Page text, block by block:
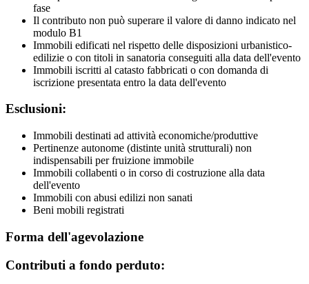
fase
Il contributo non può superare il valore di danno indicato nel
modulo B1
Immobili edificati nel rispetto delle disposizioni urbanistico-
edilizie o con titoli in sanatoria conseguiti alla data dell'evento
Immobili iscritti al catasto fabbricati o con domanda di
iscrizione presentata entro la data dell'evento
Esclusioni:
Immobili destinati ad attività economiche/produttive
Pertinenze autonome (distinte unità strutturali) non
indispensabili per fruizione immobile
Immobili collabenti o in corso di costruzione alla data
dell'evento
Immobili con abusi edilizi non sanati
Beni mobili registrati
Forma dell'agevolazione
Contributi a fondo perduto: